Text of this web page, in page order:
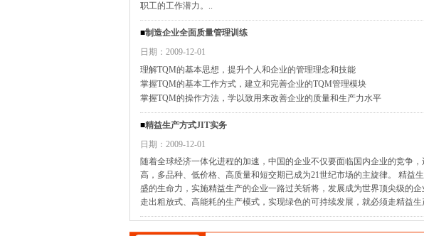
职工的工作潜力。..
■制造企业全面质量管理训练
日期：2009-12-01
理解TQM的基本思想，提升个人和企业的管理理念和技能
掌握TQM的基本工作方式，建立和完善企业的TQM管理模块
掌握TQM的操作方法，学以致用来改善企业的质量和生产力水平
■精益生产方式JIT实务
日期：2009-12-01
随着全球经济一体化进程的加速，中国的企业不仅要面临国内企业的竞争
高，多品种、低价格、高质量和短交期已成为21世纪市场的主旋律。 精益
盛的生命力，实施精益生产的企业一路过关斩将，发展成为世界顶尖级的
走出粗放式、高能耗的生产模式，实现绿色的可持续发展，就必须走精益